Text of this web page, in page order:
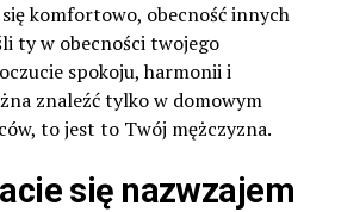
komfortowo, obecność innych
ty w obecności twojego
spokoju, harmonii i
znaleźć tylko w domowym
to jest to Twój mężczyzna.
się nazwzajem